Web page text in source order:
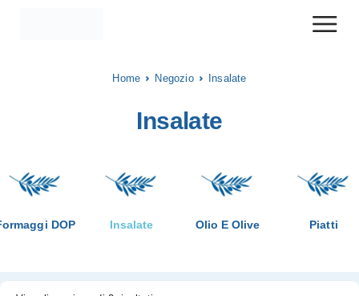
Home Negozio Insalate
Insalate
DOP Insalate Olio E Olive Piatti